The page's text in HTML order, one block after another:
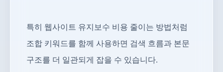
특히 웹사이트 유지보수 비용 줄이는 방법처럼
조합 키워드를 함께 사용하면 검색 흐름과 본문
구조를 더 일관되게 잡을 수 있습니다.